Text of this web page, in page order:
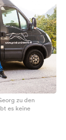
zu den
es keine